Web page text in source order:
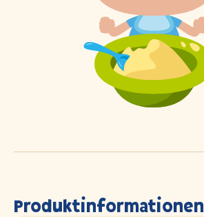
Produktinformationen